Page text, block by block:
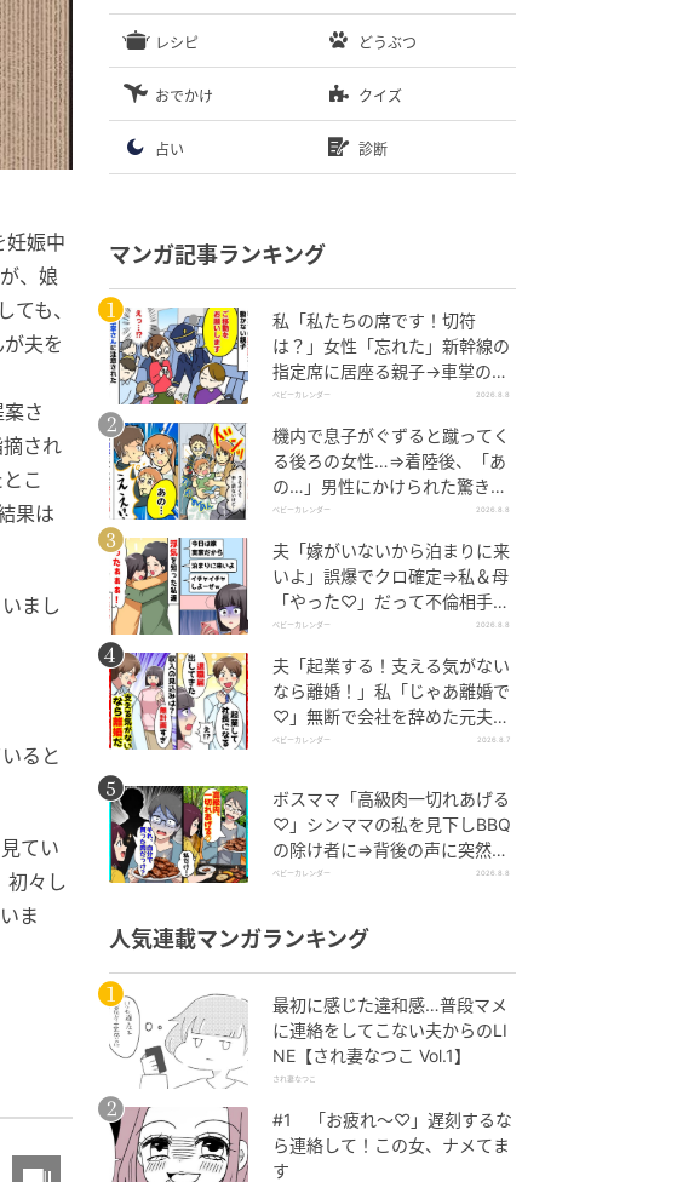
妊娠中
、娘
も、
夫を
さ
され
こ
果は
まし
ると
てい
初々し
ま
レシピ どうぶつ
おでかけ クイズ
占い 診断
マンガ記事ランキング
私「私たちの席です！切符
は？」女性「忘れた」新幹線の
指定席に居座る親子→車掌の注
意に移動…直後、ゾッとする発
ベビーカレンダー 2026.8.8
機内で息子がぐずると蹴ってく
る後ろの女性…⇒着陸後、「あ
の…」男性にかけられた驚きの
言葉とは
ベビーカレンダー 2026.8.8
夫「嫁がいないから泊まりに来
いよ」誤爆でクロ確定⇒私＆母
「やった♡」だって不倫相手の
正体は！
ベビーカレンダー 2026.8.8
夫「起業する！支える気がない
なら離婚！」私「じゃあ離婚で
♡」無断で会社を辞めた元夫、
お先真っ暗！
ベビーカレンダー 2026.8.7
ボスママ「高級肉一切れあげる
♡」シンママの私を見下しBBQ
の除け者に⇒背後の声に突然青
ざめたワケ
ベビーカレンダー 2026.8.8
人気連載マンガランキング
最初に感じた違和感…普段マメ
に連絡をしてこない夫からのLI
NE【され妻なつこ Vol.1】
され妻なつこ
#1 「お疲れ〜♡」遅刻するな
ら連絡して！この女、ナメてま
す